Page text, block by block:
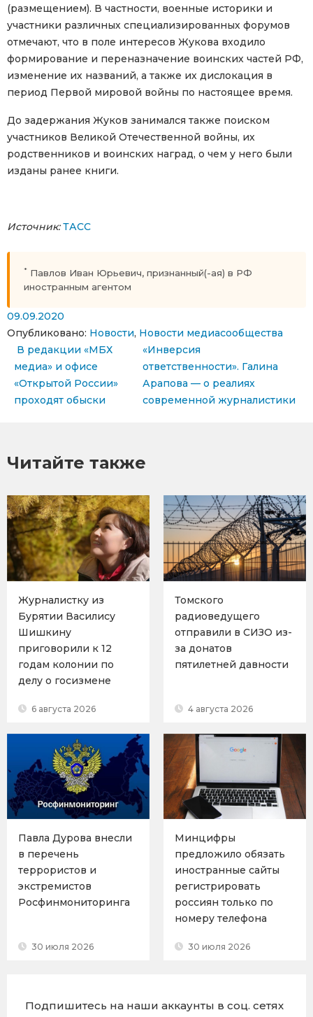
(размещением). В частности, военные историки и
участники различных специализированных форумов
отмечают, что в поле интересов Жукова входило
формирование и переназначение воинских частей РФ,
изменение их названий, а также их дислокация в
период Первой мировой войны по настоящее время.
До задержания Жуков занимался также поиском
участников Великой Отечественной войны, их
родственников и воинских наград, о чем у него были
изданы ранее книги.
Источник: ТАСС
* Павлов Иван Юрьевич, признанный(-ая) в РФ
иностранным агентом
09.09.2020
Опубликовано: Новости, Новости медиасообщества
Навигация по записям
В редакции «МБХ
медиа» и офисе
«Открытой России»
проходят обыски
«Инверсия
ответственности». Галина
Арапова — о реалиях
современной журналистики
Читайте также
Журналистку из
Бурятии Василису
Шишкину
приговорили к 12
годам колонии по
делу о госизмене
6 августа 2026
Томского
радиоведущего
отправили в СИЗО из-
за донатов
пятилетней давности
4 августа 2026
Павла Дурова внесли
в перечень
террористов и
экстремистов
Росфинмониторинга
30 июля 2026
Минцифры
предложило обязать
иностранные сайты
регистрировать
россиян только по
номеру телефона
30 июля 2026
Подпишитесь на наши аккаунты в соц. сетях